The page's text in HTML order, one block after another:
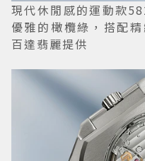
現代休閒感的運動款
優雅的橄欖綠，搭配
百達翡麗提供